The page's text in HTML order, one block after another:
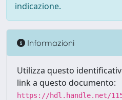
indicazione.
Informazioni
Utilizza questo
link a questo documento:
https://hdl.handle.net/